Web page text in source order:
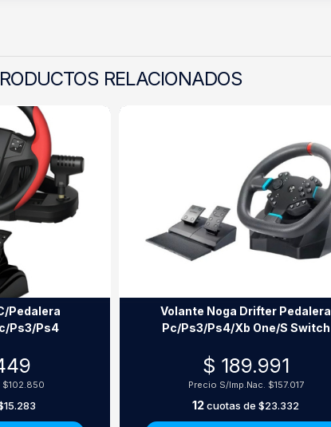
RELACIONADOS
Pedalera
Ps3/Ps4
$102.850
Volante Noga Drifter Pedalera
Pc/Ps3/Ps4/Xb One/S Switch
$ 189.991
Precio S/Imp.Nac. $157.017
12cuotas de$23.332